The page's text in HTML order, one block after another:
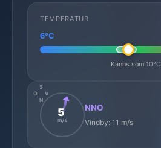
TEMPERATUR
6°C
Känns som 10°C
N
S
O
V
5
m/s
NNO
Vindby: 11 m/s